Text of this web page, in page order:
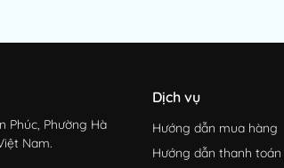
Phúc, Phường Hà
Nam.
Dịch vụ
Hướng dẫn mua hàng
Hướng dẫn thanh toán